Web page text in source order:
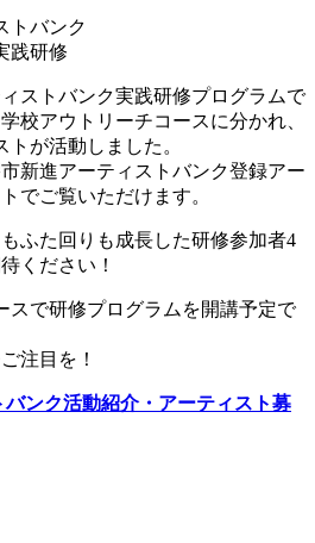
トバンク
践研修
ストバンク実践研修プログラムで
校アウトリーチコースに分かれ、
が活動しました。
新進アーティストバンク登録アー
でご覧いただけます。
ふた回りも成長した研修参加者4
ください！
スで研修プログラムを開講予定で
注目を！
ンク活動紹介・アーティスト募